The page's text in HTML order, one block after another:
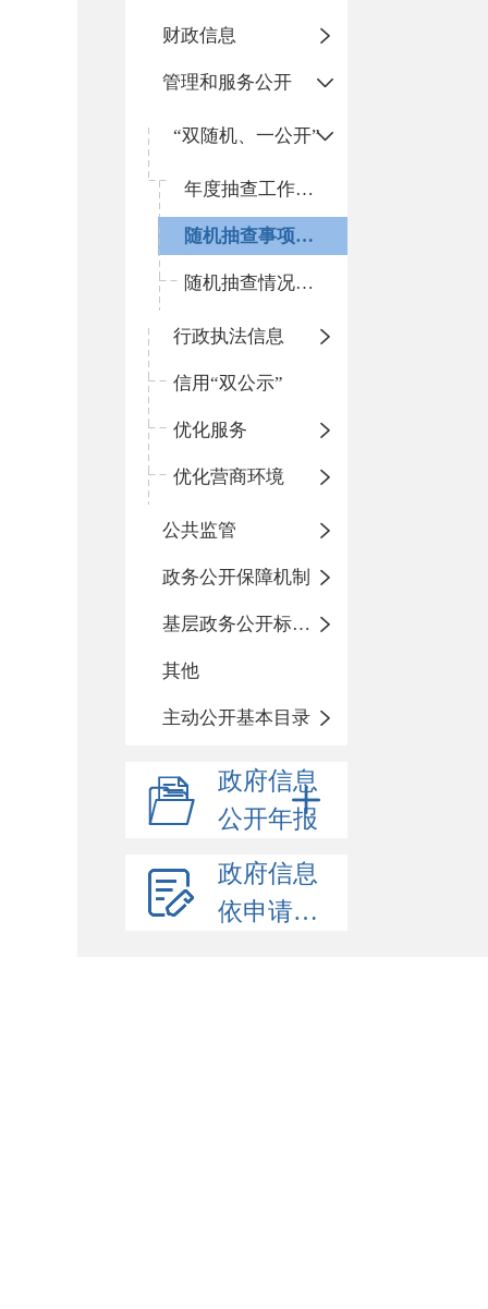
财政信息
管理和服务公开
“双随机、一公开”
年度抽查工作计划
随机抽查事项清单
随机抽查情况和查处结果
行政执法信息
信用“双公示”
优化服务
优化营商环境
公共监管
政务公开保障机制
基层政务公开标准化目录
其他
主动公开基本目录
政府信息
公开年报
政府信息
依申请公开